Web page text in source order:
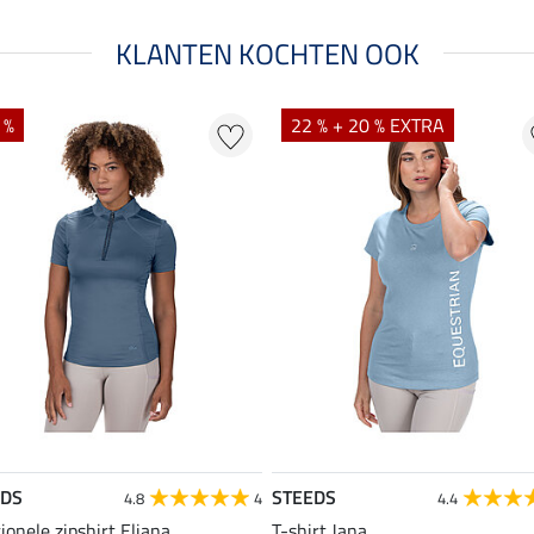
KLANTEN KOCHTEN OOK
4.8 4
22 % + 20 % EXTRA
STEEDS 4.4